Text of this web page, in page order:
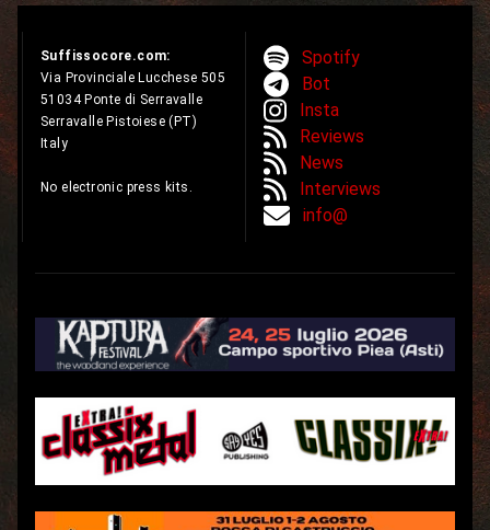
Suffissocore.com:
Via Provinciale Lucchese 505
51034 Ponte di Serravalle
Serravalle Pistoiese (PT)
Italy
No electronic press kits.
Spotify
Bot
Insta
Reviews
News
Interviews
info@